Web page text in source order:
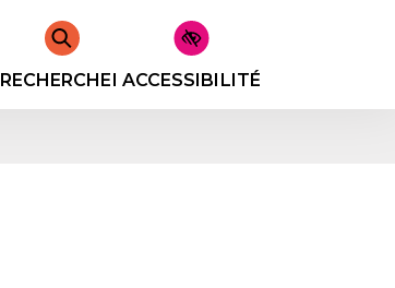
RECHERCHERACCESSIBILITÉ